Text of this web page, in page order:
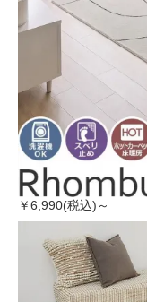
￥6,990(税込)～